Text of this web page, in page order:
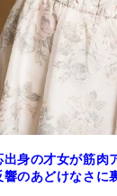
身の才女が筋肉
のあどけなさに